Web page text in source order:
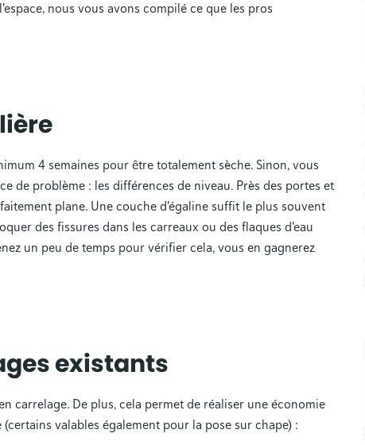
nous vous avons compilé ce que les pros
4 semaines pour être totalement sèche. Sinon, vous
de problème : les différences de niveau. Près des portes et
plane. Une couche d'égaline suffit le plus souvent
des fissures dans les carreaux ou des flaques d'eau
un peu de temps pour vérifier cela, vous en gagnerez
existants
carrelage. De plus, cela permet de réaliser une économie
valables également pour la pose sur chape) :